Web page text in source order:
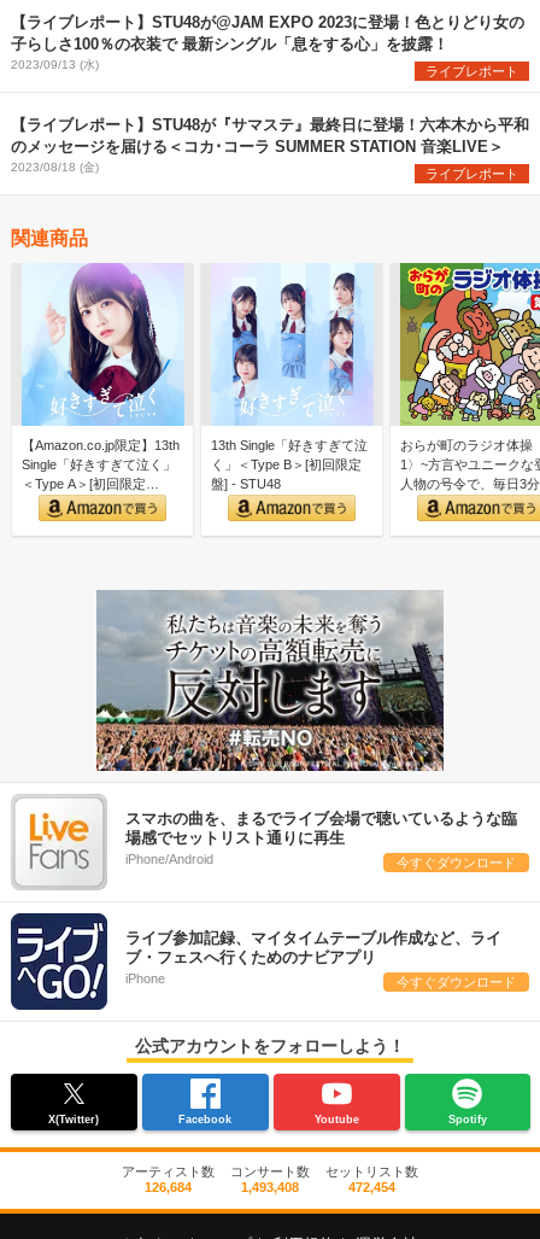
【ライブレポート】STU48が@JAM EXPO 2023に登場！色とりどり女の
子らしさ100％の衣装で 最新シングル「息をする心」を披露！
2023/09/13 (水) ライブレポート
【ライブレポート】STU48が『サマステ』最終日に登場！六本木から平和
のメッセージを届ける＜コカ･コーラ SUMMER STATION 音楽LIVE＞
2023/08/18 (金) ライブレポート
関連商品
【Amazon.co.jp限定】13th
Single「好きすぎて泣く」
＜Type A＞[初回限定…
13th Single「好きすぎて泣
く」＜Type B＞[初回限定
盤] - STU48
おらが町のラジオ体操
1〉~方言やユニークな
人物の号令で、毎日3
しく全身運動
スマホの曲を、まるでライブ会場で聴いているような臨
場感でセットリスト通りに再生
iPhone/Android 今すぐダウンロード
ライブ参加記録、マイタイムテーブル作成など、ライ
ブ・フェスへ行くためのナビアプリ
iPhone 今すぐダウンロード
公式アカウントをフォローしよう！
X(Twitter) Facebook Youtube Spotify
アーティスト数
126,684
コンサート数
1,493,408
セットリスト数
472,454